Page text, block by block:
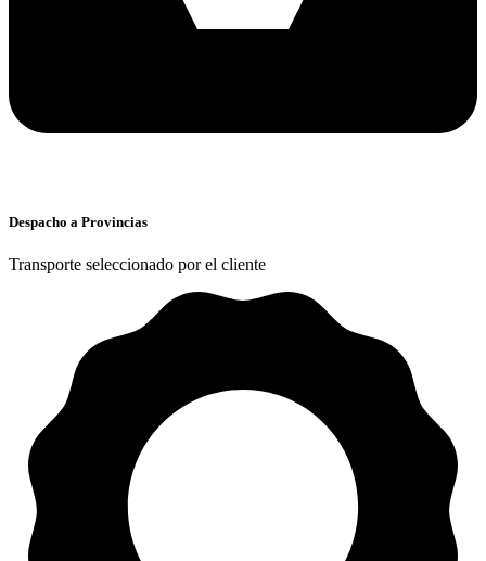
Despacho a Provincias
Transporte seleccionado por el cliente